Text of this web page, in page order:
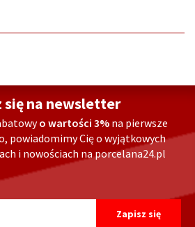
się na newsletter
o wartości 3% na pierwsze
powiadomimy Cię o wyjątkowych
i nowościach na porcelana24.pl